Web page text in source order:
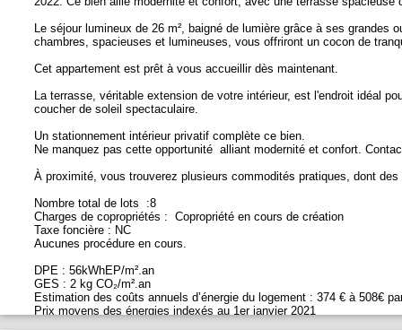
Le séjour lumineux de 26 m², baigné de lumière grâce à ses
chambres, spacieuses et lumineuses, vous offriront un cocon de
Cet appartement est prêt à vous accueillir dès maintenant.
La terrasse, véritable extension de votre intérieur, est l'endroit idéal
coucher de soleil spectaculaire.
Un stationnement intérieur privatif complète ce bien.
Ne manquez pas cette opportunité alliant modernité et confort.
À proximité, vous trouverez plusieurs commodités pratiques, dont
Nombre total de lots :8
Charges de copropriétés : Copropriété en cours de création
Taxe foncière : NC
Aucunes procédure en cours.
DPE : 56kWhEP/m².an
GES : 2 kg CO₂/m².an
Estimation des coûts annuels d’énergie du logement : 374 € à 508€
Prix moyens des énergies indexés au 1er janvier 2021